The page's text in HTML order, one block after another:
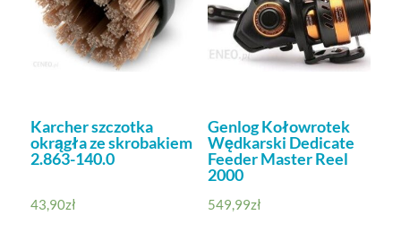
Karcher szczotka
okrągła ze skrobakiem
2.863-140.0
43,90zł
Genlog Kołowrotek
Wędkarski Dedicate
Feeder Master Reel
2000
549,99zł